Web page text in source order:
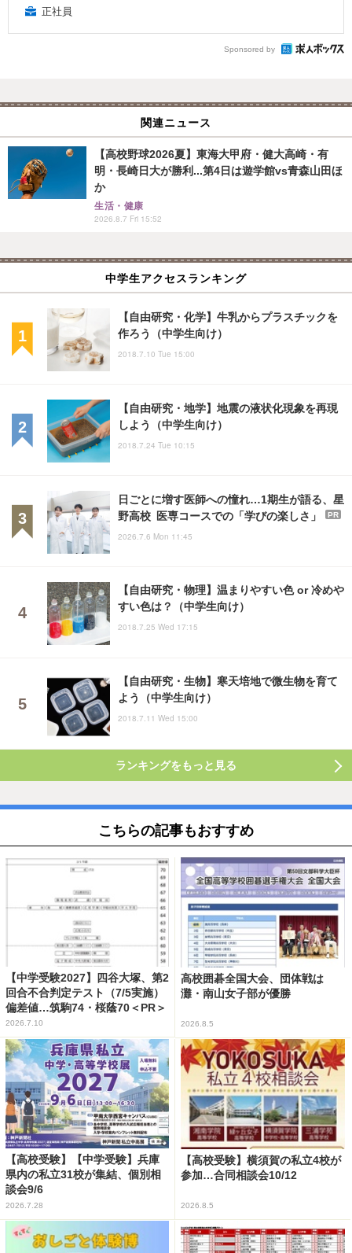
正社員
Sponsored by
関連ニュース
【高校野球2026夏】東海大甲府・健大高崎・有
明・長崎日大が勝利...第4日は遊学館vs青森山田ほ
か
生活・健康
2026.8.7 Fri 15:52
中学生アクセスランキング
【自由研究・化学】牛乳からプラスチックを
作ろう（中学生向け）
2018.7.10 Tue 15:00
【自由研究・地学】地震の液状化現象を再現
しよう（中学生向け）
2018.7.24 Tue 10:15
日ごとに増す医師への憧れ…1期生が語る、星
野高校 医専コースでの「学びの楽しさ」
PR
2026.7.6 Mon 11:45
【自由研究・物理】温まりやすい色 or 冷めや
すい色は？（中学生向け）
2018.7.25 Wed 17:15
【自由研究・生物】寒天培地で微生物を育て
よう（中学生向け）
2018.7.11 Wed 15:00
ランキングをもっと見る
こちらの記事もおすすめ
【中学受験2027】四谷大塚、第2
回合不合判定テスト（7/5実施）
偏差値…筑駒74・桜蔭70＜PR＞
2026.7.10
高校囲碁全国大会、団体戦は
灘・南山女子部が優勝
2026.8.5
【高校受験】【中学受験】兵庫
県内の私立31校が集結、個別相
談会9/6
2026.7.28
【高校受験】横須賀の私立4校が
参加…合同相談会10/12
2026.8.5